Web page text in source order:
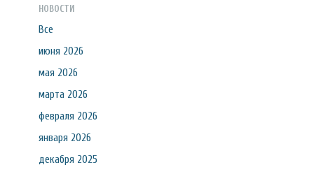
НОВОСТИ
Все
июня 2026
мая 2026
марта 2026
февраля 2026
января 2026
декабря 2025